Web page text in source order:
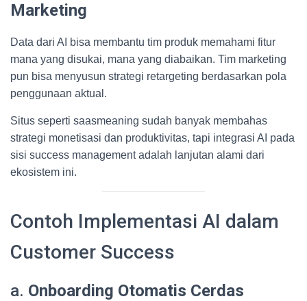
Marketing
Data dari AI bisa membantu tim produk memahami fitur
mana yang disukai, mana yang diabaikan. Tim marketing
pun bisa menyusun strategi retargeting berdasarkan pola
penggunaan aktual.
Situs seperti saasmeaning sudah banyak membahas
strategi monetisasi dan produktivitas, tapi integrasi AI pada
sisi success management adalah lanjutan alami dari
ekosistem ini.
Contoh Implementasi AI dalam
Customer Success
a. Onboarding Otomatis Cerdas